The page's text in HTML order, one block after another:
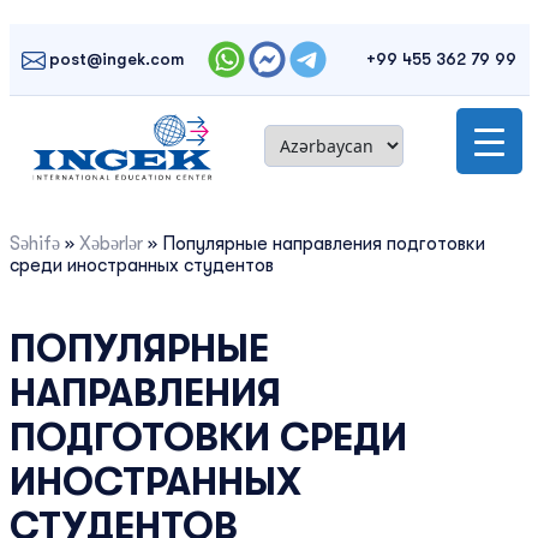
contentpost@ingek.com +99 455 362 79 99
Səhifə » Xəbərlər » Популярные направления подготовки
среди иностранных студентов
ПОПУЛЯРНЫЕ
НАПРАВЛЕНИЯ
ПОДГОТОВКИ СРЕДИ
ИНОСТРАННЫХ
СТУДЕНТОВ